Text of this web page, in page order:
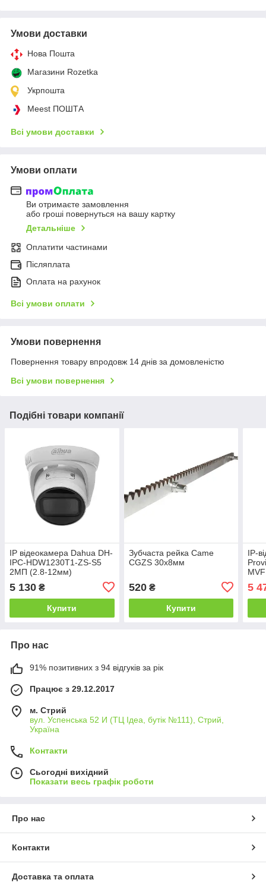
Умови доставки
Нова Пошта
Магазини Rozetka
Укрпошта
Meest ПОШТА
Всі умови доставки
Умови оплати
Ви отримаєте замовлення
або гроші повернуться на вашу картку
Детальніше
Оплатити частинами
Післяплата
Оплата на рахунок
Всі умови оплати
Умови повернення
Повернення товару впродовж 14 днів за домовленістю
Всі умови повернення
Подібні товари компанії
IP відеокамера Dahua DH-
IPC-HDW1230T1-ZS-S5
2МП (2.8-12мм)
5 130 ₴
Купити
Зубчаста рейка Came
CGZS 30х8мм
520₴
Купити
IP-
5
Про нас
91% позитивних з 94 відгуків за рік
Працює з 29.12.2017
м. Стрий
вул. Успенська 52 И (ТЦ Ідеа, бутік №111), Стрий,
Україна
Контакти
Сьогодні вихідний
Показати весь графік роботи
Про нас
Контакти
Доставка та оплата